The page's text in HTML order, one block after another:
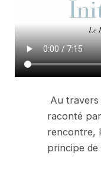
Au travers
raconté
rencontre,
principe de